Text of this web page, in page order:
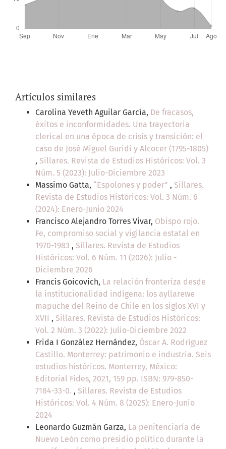
Artículos similares
Carolina Yeveth Aguilar García, De fracasos,
éxitos e inconformidades. Una trayectoria
clerical en una época de crisis y transición: el
caso de José Miguel Guridi y Alcocer (1795-1805)
, Sillares. Revista de Estudios Históricos: Vol. 3
Núm. 5 (2023): Julio-Diciembre 2023
Massimo Gatta, “Espolones y poder” , Sillares.
Revista de Estudios Históricos: Vol. 3 Núm. 6
(2024): Enero-Junio 2024
Francisco Alejandro Torres Vivar, Obispo rojo.
Fe, compromiso social y vigilancia estatal en
1970-1983 , Sillares. Revista de Estudios
Históricos: Vol. 6 Núm. 11 (2026): Julio -
Diciembre 2026
Francis Goicovich, La relación fronteriza desde
la institucionalidad indígena: los ayllarewe
mapuche del Reino de Chile en los siglos XVI y
XVII , Sillares. Revista de Estudios Históricos:
Vol. 2 Núm. 3 (2022): Julio-Diciembre 2022
Frida I González Hernández, Óscar A. Rodríguez
Castillo. Monterrey: patrimonio e industria. Seis
estudios históricos. Monterrey, México:
Editorial Fides, 2021, 159 pp. ISBN: 979-850-
7184-33-0. , Sillares. Revista de Estudios
Históricos: Vol. 4 Núm. 8 (2025): Enero-Junio
2024
Leonardo Guzmán Garza, La penitenciaría de
Nuevo León como presidio político durante la